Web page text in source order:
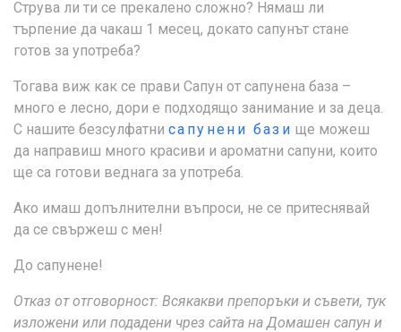
Струва ли ти се прекалено сложно? Нямаш ли
търпение да чакаш 1 месец, докато сапунът стане
готов за употреба?
Тогава виж как се прави Сапун от сапунена база –
много е лесно, дори е подходящо занимание и за деца.
С нашите безсулфатни сапунени бази ще можеш
да направиш много красиви и ароматни сапуни, които
ще са готови веднага за употреба.
Ако имаш допълнителни въпроси, не се притеснявай
да се свържеш с мен!
До сапунене!
Отказ от отговорност: Всякакви препоръки и съвети, тук
изложени или подадени чрез сайта на Домашен сапун и